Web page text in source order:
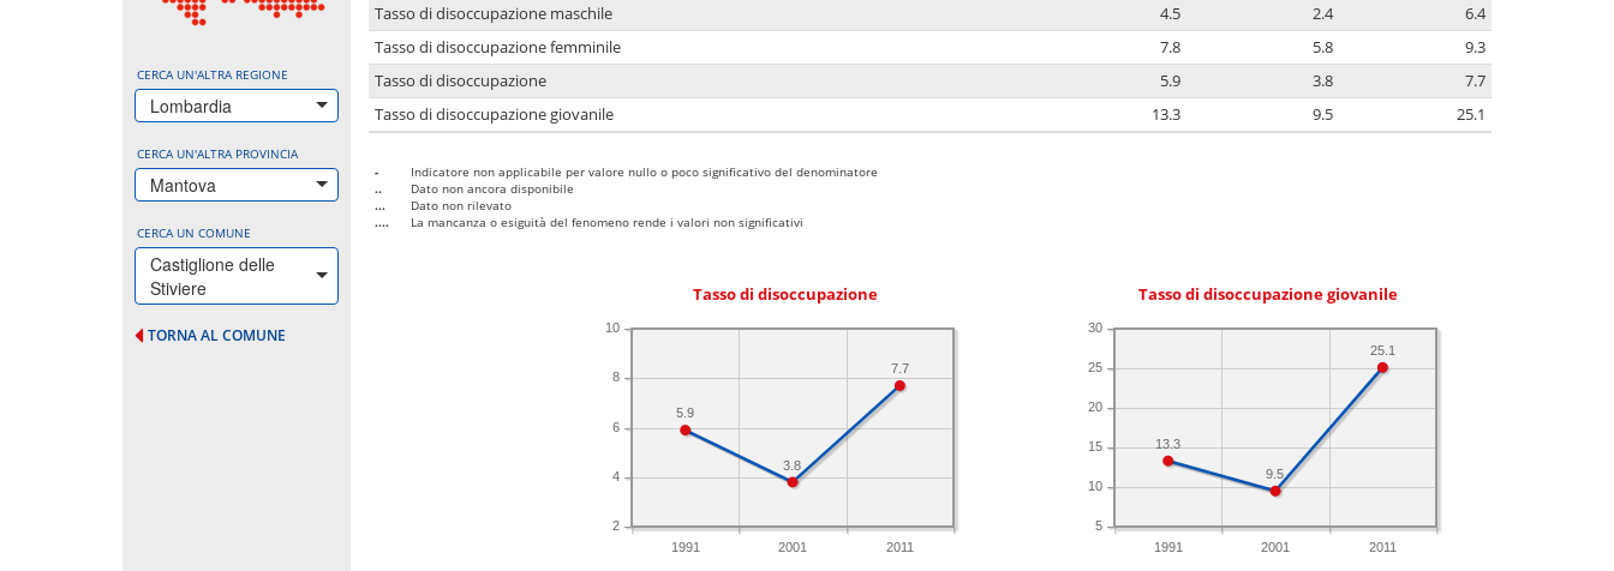
CERCA UN'ALTRA REGIONE
Lombardia
CERCA UN'ALTRA PROVINCIA
Mantova
CERCA UN COMUNE
Castiglione delle
Stiviere
TORNA AL COMUNE
Tasso di disoccupazione maschile 4.5 2.4
6.4
Tasso di disoccupazione femminile
7.8 5.8
9.3
Tasso di disoccupazione
5.9 3.8
7.7
Tasso di disoccupazione giovanile
13.3 9.5 25.1
-
Indicatore non applicabile per valore nullo o poco significativo del denominatore
..
Dato non ancora disponibile
...
Dato non rilevato
....
La mancanza o esiguità del fenomeno rende i valori non significativi
Tasso di disoccupazione
1991 2001 2011
2
4
6
8
10
7.7
3.8
5.9
Tasso di disoccupazione giovanile
1991 2001 2011
5
10
15
20
25
30
25.1
9.5
13.3